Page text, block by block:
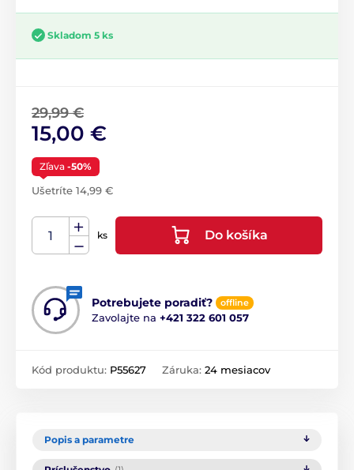
Skladom 5 ks
29,99 €
15,00 €
Zľava -50%
Ušetríte 14,99 €
ks Do košíka
Potrebujete poradiť? offline
Zavolajte na +421 322 601 057
Kód produktu: P55627 Záruka: 24 mesiacov
Popis a parametre